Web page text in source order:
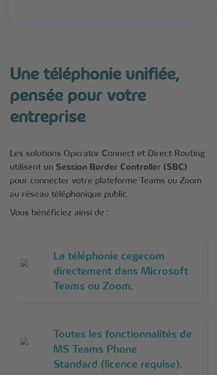
Une téléphonie unifiée,
pensée pour votre
entreprise
Les solutions Operator Connect et Direct Routing
utilisent un Session Border Controller (SBC)
pour connecter votre plateforme Teams ou Zoom
au réseau téléphonique public.
Vous bénéficiez ainsi de :
La téléphonie cegecom
directement dans Microsoft
Teams ou Zoom.
Toutes les fonctionnalités de
MS Teams Phone
Standard (licence requise).